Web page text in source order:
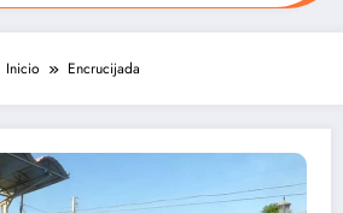
Inicio Encrucijada